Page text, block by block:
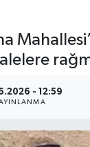
- 12:59